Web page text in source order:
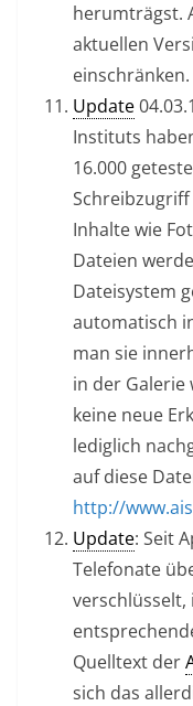
herumträgst.
aktuellen
einschränken.
Update
Instituts
16.000
Inhalte wie
Dateien
Dateisystem
automatisch
man sie
in der Galerie
keine neue
lediglich
auf diese
http://
Update: Seit
Telefonate
verschlüsselt,
Quelltext der
sich das